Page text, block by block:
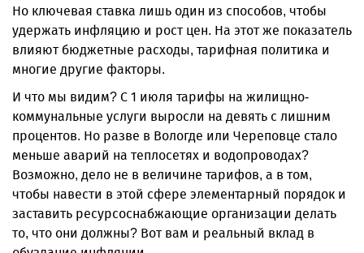
Но ключевая ставка лишь один из способов, чтобы
удержать инфляцию и рост цен. На этот же показатель
влияют бюджетные расходы, тарифная политика и
многие другие факторы.
И что мы видим? С 1 июля тарифы на жилищно-
коммунальные услуги выросли на девять с лишним
процентов. Но разве в Вологде или Череповце стало
меньше аварий на теплосетях и водопроводах?
Возможно, дело не в величине тарифов, а в том,
чтобы навести в этой сфере элементарный порядок и
заставить ресурсоснабжающие организации делать
то, что они должны? Вот вам и реальный вклад в